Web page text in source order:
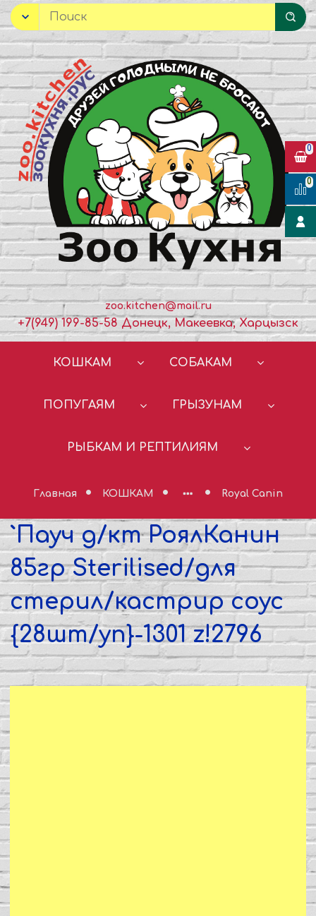
zoo.kitchen@mail.ru
+7(949) 199-85-58 Донецк, Макеевка, Харцызск
КОШКАМ СОБАКАМ
ПОПУГАЯМ ГРЫЗУНАМ
РЫБКАМ И РЕПТИЛИЯМ
Главная КОШКАМ Royal Canin
`Пауч д/кт РоялКанин
85гр Sterilised/для
стерил/кастрир соус
{28шт/уп}-1301 z!2796
0
0